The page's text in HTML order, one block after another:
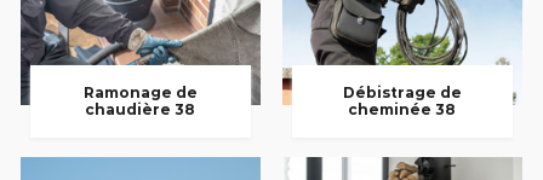
Ramonage de
chaudière 38
Débistrage de
cheminée 38